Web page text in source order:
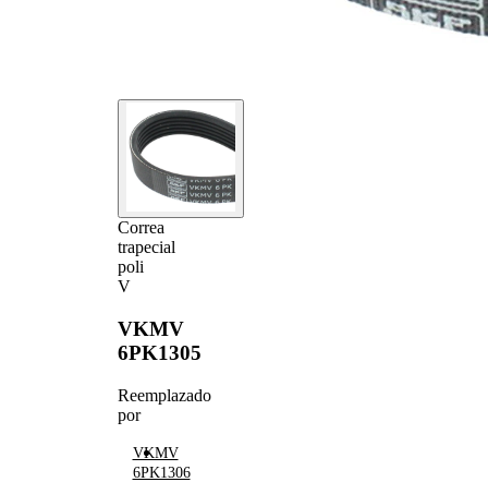
Correa
trapecial
poli
V
VKMV
6PK1305
Reemplazado
por
VKMV
6PK1306